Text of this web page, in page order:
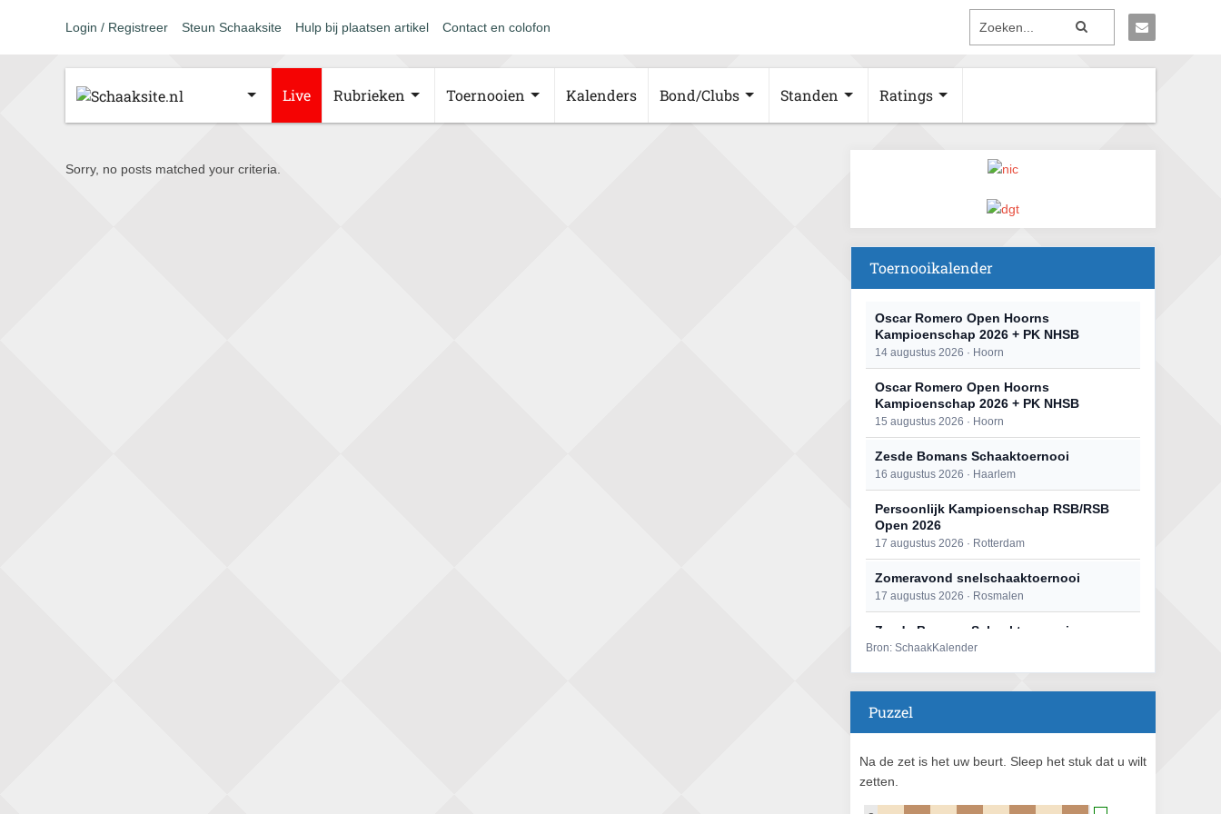
Login / Registreer Steun Schaaksite Hulp bij plaatsen artikel Contact en colofon
Live Rubrieken Toernooien Kalenders Bond/Clubs Standen Ratings
Sorry, no posts matched your criteria.
Toernooikalender
Oscar Romero Open Hoorns
Kampioenschap 2026 + PK NHSB
14 augustus 2026 · Hoorn
Oscar Romero Open Hoorns
Kampioenschap 2026 + PK NHSB
15 augustus 2026 · Hoorn
Zesde Bomans Schaaktoernooi
16 augustus 2026 · Haarlem
Persoonlijk Kampioenschap RSB/RSB
Open 2026
17 augustus 2026 · Rotterdam
Zomeravond snelschaaktoernooi
17 augustus 2026 · Rosmalen
Zesde Bomans Schaaktoernooi
17 augustus 2026 · Haarlem
Persoonlijk Kampioenschap RSB/RSB
Mat op ‘t Wad
Bron: SchaakKalender
Puzzel
Na de zet is het uw beurt. Sleep het stuk dat u wilt
zetten.